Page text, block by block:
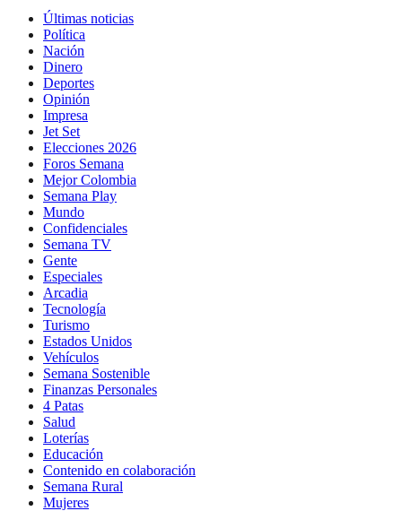
Últimas noticias
Política
Nación
Dinero
Deportes
Opinión
Impresa
Jet Set
Elecciones 2026
Foros Semana
Mejor Colombia
Semana Play
Mundo
Confidenciales
Semana TV
Gente
Especiales
Arcadia
Tecnología
Turismo
Estados Unidos
Vehículos
Semana Sostenible
Finanzas Personales
4 Patas
Salud
Loterías
Educación
Contenido en colaboración
Semana Rural
Mujeres